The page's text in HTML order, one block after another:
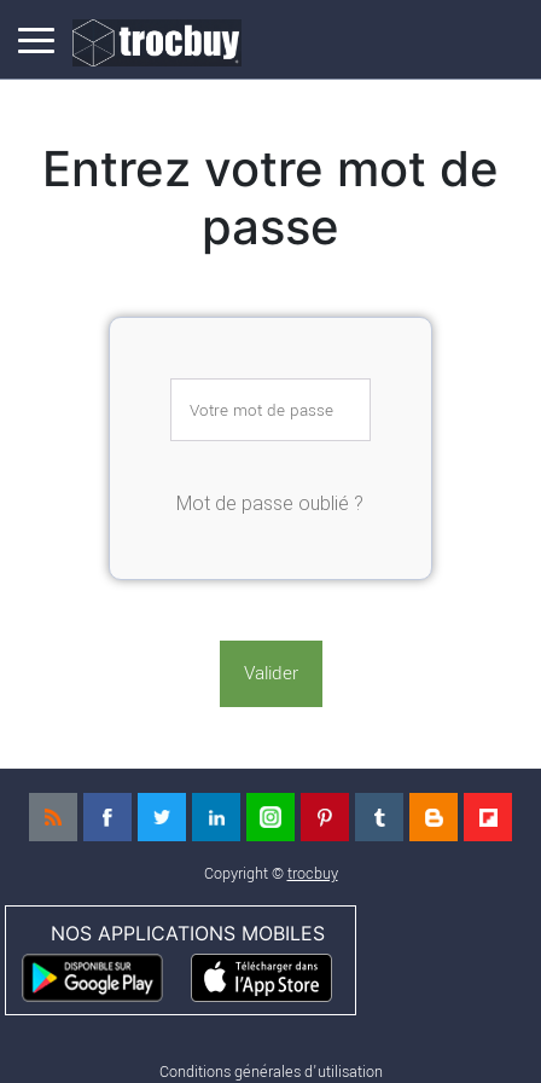
Entrez votre mot de
passe
Mot de passe oublié ?
Copyright ©trocbuy
NOS APPLICATIONS MOBILES
Conditions générales d'utilisation